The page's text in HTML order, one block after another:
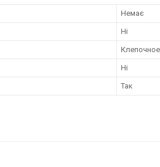
Немає
Ні
Ні
Так